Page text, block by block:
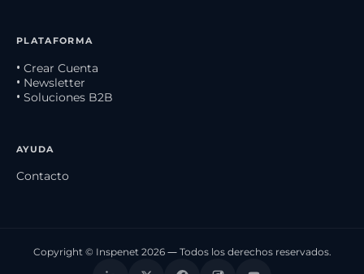
PLATAFORMA
• Crear Cuenta
• Newsletter
• Soluciones B2B
AYUDA
Contacto
Copyright © Inspenet 2026 — Todos los derechos reservados.